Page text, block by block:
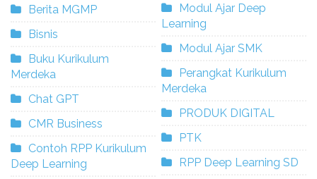
Berita MGMP
Bisnis
Buku Kurikulum
Merdeka
Chat GPT
CMR Business
Contoh RPP Kurikulum
Deep Learning
Modul Ajar Deep
Learning
Modul Ajar SMK
Perangkat Kurikulum
Merdeka
PRODUK DIGITAL
PTK
RPP Deep Learning SD